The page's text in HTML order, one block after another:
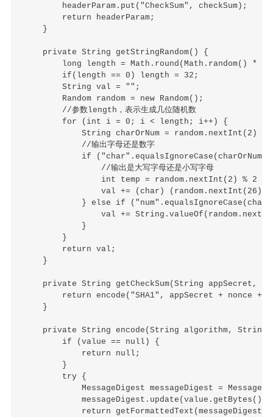
        headerParam.put("CheckSum", checkSum);
        return headerParam;
    }
    private String getStringRandom() {
long length = Math.round(Math.random() *
        if(length == 0) length = 32;
        String val = "";
        Random random = new Random();
        //参数length，表示生成几位随机数
        for (int i = 0; i < length; i++) {
String charOrNum = random.nextInt(2) %
            //输出字母还是数字
if
                //输出是大写字母还是小写字母
int temp = random.nextInt(2) % 2
val += (char) (random.nextInt(26)
} else if
val +=
            }
        }
        return val;
    }
private String getCheckSum(String appSecret,
return encode("SHA1", appSecret + nonce +
    }
private String encode(String algorithm, String
        if (value == null) {
            return null;
        }
        try {
MessageDigest messageDigest =
            messageDigest.update(value.getBytes());
return